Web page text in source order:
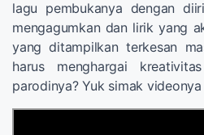
lagu pembukanya dengan
mengagumkan dan lirik yang
yang ditampilkan terkesan
harus menghargai
parodinya? Yuk simak